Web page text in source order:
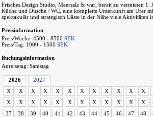
Frisches Design Studio, Meersalz & war, bereit zu vermieten
Küche und Dusche / WC, eine komplette Unterkunft am Ufer
spektakulär und strategisch Gäste in der Nähe viele Aktivitäten
Preisinformation
Preis/Woche: 4500 - 8500 SEK
Preis/Tag: 1000 - 1500 SEK
Buchungsinformation
Anreisetag: Samstag
2026
2027
X
X X X X X X X X X X X
X
X X X X X X X X X X X
37
38 39 40 41 42 43 44 45 46 47 48